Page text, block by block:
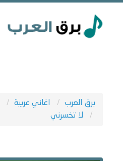
برق العرب اغاني عربية
لا تخسرني